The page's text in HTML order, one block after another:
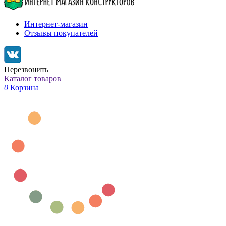
Интернет-магазин
Отзывы покупателей
Перезвонить
Каталог товаров
0 Корзина